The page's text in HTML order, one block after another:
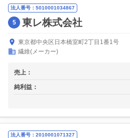
法人番号：5010001034867
5 東レ株式会社
東京都中央区日本橋室町2丁目1番1号
繊維(メーカー)
売上：
純利益：
法人番号：2010001071327